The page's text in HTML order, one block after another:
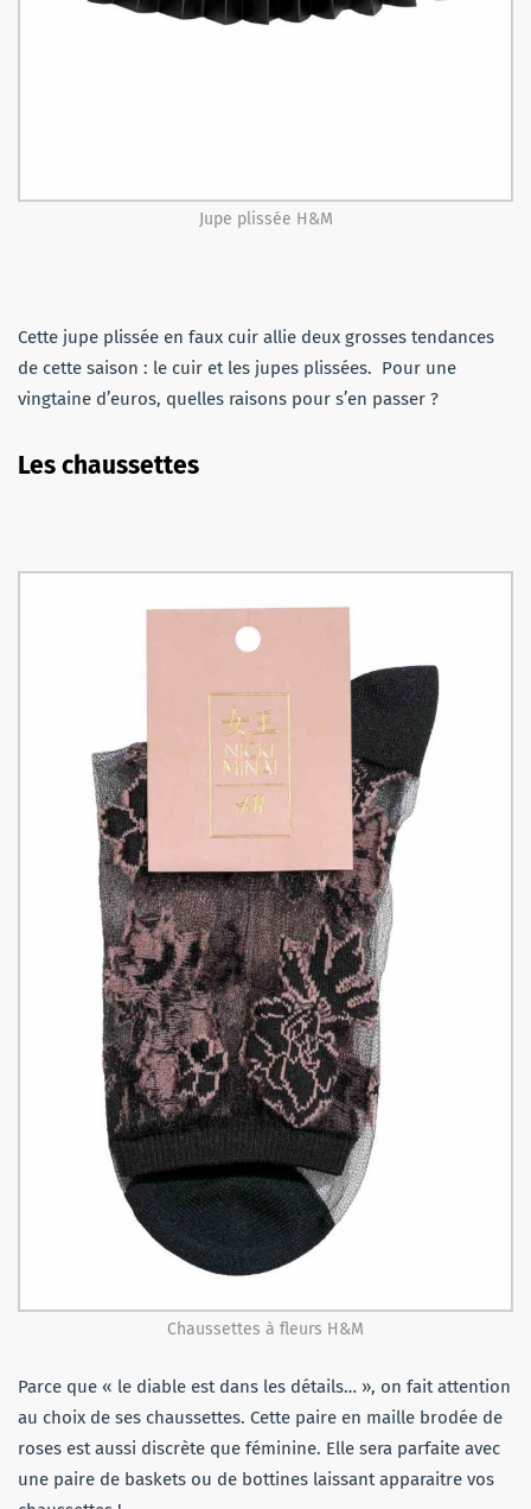
Jupe plissée H&M
Cette jupe plissée en faux cuir allie deux grosses tendances
de cette saison : le cuir et les jupes plissées. Pour une
vingtaine d’euros, quelles raisons pour s’en passer ?
Les chaussettes
Chaussettes à fleurs H&M
Parce que « le diable est dans les détails… », on fait attention
au choix de ses chaussettes. Cette paire en maille brodée de
roses est aussi discrète que féminine. Elle sera parfaite avec
une paire de baskets ou de bottines laissant apparaitre vos